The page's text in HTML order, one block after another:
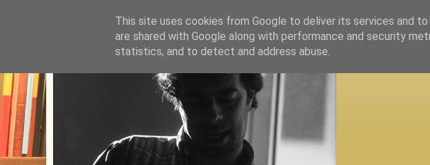
This site uses cookies from Google to deliver its services and
are shared with Google along with performance and security
statistics, and to detect and address abuse.